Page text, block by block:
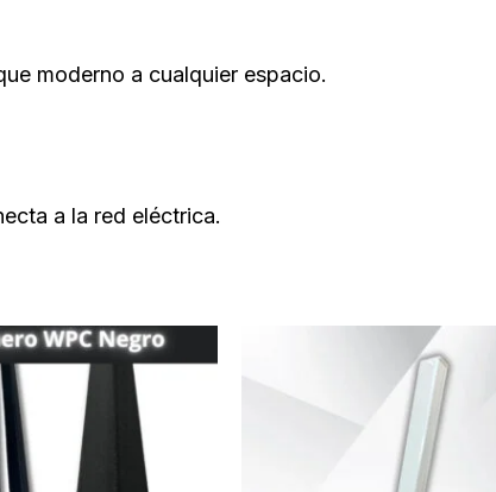
moderno a cualquier espacio.
a la red eléctrica.
Rango
de
precios:
desde
€12,00
hasta
€22,00